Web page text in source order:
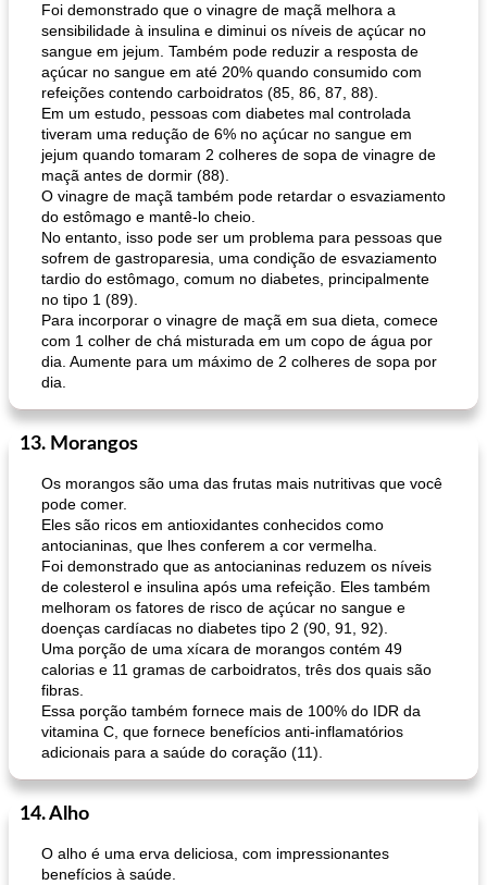
Foi demonstrado que o vinagre de maçã melhora a
sensibilidade à insulina e diminui os níveis de açúcar no
sangue em jejum. Também pode reduzir a resposta de
açúcar no sangue em até 20% quando consumido com
refeições contendo carboidratos (85, 86, 87, 88).
Em um estudo, pessoas com diabetes mal controlada
tiveram uma redução de 6% no açúcar no sangue em
jejum quando tomaram 2 colheres de sopa de vinagre de
maçã antes de dormir (88).
O vinagre de maçã também pode retardar o esvaziamento
do estômago e mantê-lo cheio.
No entanto, isso pode ser um problema para pessoas que
sofrem de gastroparesia, uma condição de esvaziamento
tardio do estômago, comum no diabetes, principalmente
no tipo 1 (89).
Para incorporar o vinagre de maçã em sua dieta, comece
com 1 colher de chá misturada em um copo de água por
dia. Aumente para um máximo de 2 colheres de sopa por
dia.
13. Morangos
Os morangos são uma das frutas mais nutritivas que você
pode comer.
Eles são ricos em antioxidantes conhecidos como
antocianinas, que lhes conferem a cor vermelha.
Foi demonstrado que as antocianinas reduzem os níveis
de colesterol e insulina após uma refeição. Eles também
melhoram os fatores de risco de açúcar no sangue e
doenças cardíacas no diabetes tipo 2 (90, 91, 92).
Uma porção de uma xícara de morangos contém 49
calorias e 11 gramas de carboidratos, três dos quais são
fibras.
Essa porção também fornece mais de 100% do IDR da
vitamina C, que fornece benefícios anti-inflamatórios
adicionais para a saúde do coração (11).
14. Alho
O alho é uma erva deliciosa, com impressionantes
benefícios à saúde.